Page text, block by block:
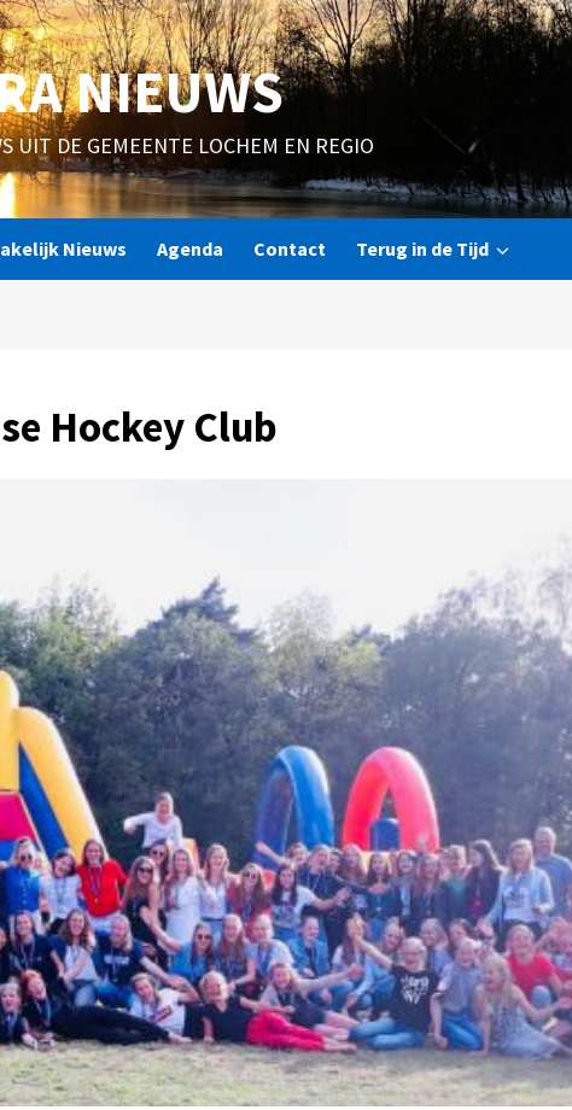
NIEUWS
UIT DE GEMEENTE LOCHEM EN REGIO
Nieuws Agenda Contact Terug in de Tijd
Hockey Club